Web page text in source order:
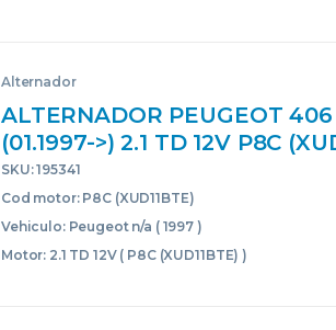
Alternador
ALTERNADOR PEUGEOT 406
(01.1997->) 2.1 TD 12V P8C
P8C(XUD11BTE) C541760R
GENERADOR
SKU: 195341
Cod motor: P8C (XUD11BTE)
Vehiculo: Peugeot n/a ( 1997 )
Motor: 2.1 TD 12V ( P8C (XUD11BTE) )